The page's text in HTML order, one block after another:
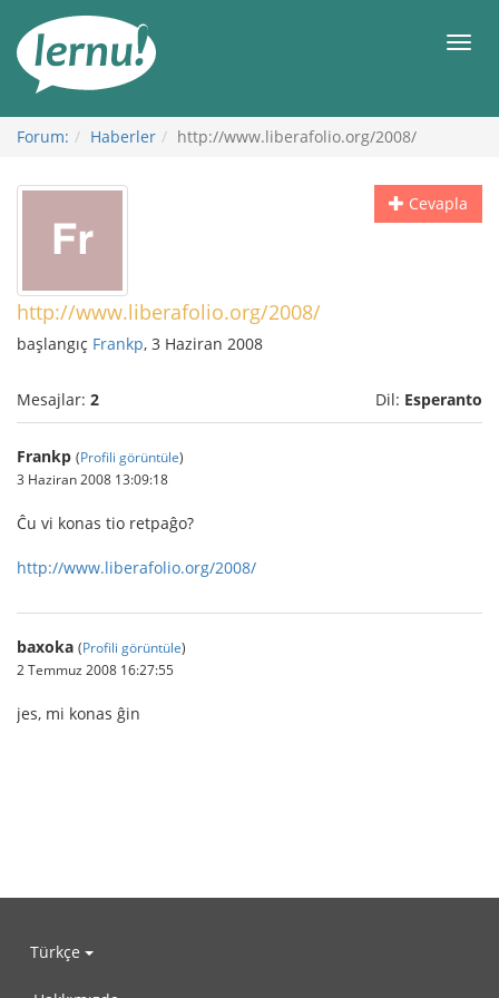
Görüntüleme
Forum: Haberler http://www.liberafolio.org/2008/
Cevapla
http://www.liberafolio.org/2008/
başlangıç Frankp, 3 Haziran 2008
Mesajlar: 2 Dil: Esperanto
Frankp (Profili görüntüle)
3 Haziran 2008 13:09:18
Ĉu vi konas tio retpaĝo?
http://www.liberafolio.org/2008/
baxoka (Profili görüntüle)
2 Temmuz 2008 16:27:55
jes, mi konas ĝin
Türkçe